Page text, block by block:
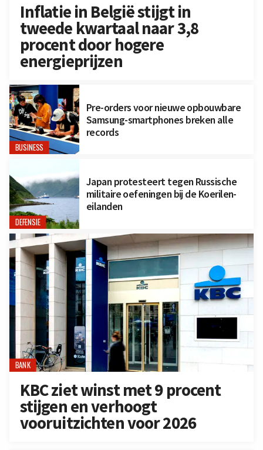
Inflatie in België stijgt in
tweede kwartaal naar 3,8
procent door hogere
energieprijzen
BUSINESS
Pre-orders voor nieuwe opbouwbare
Samsung-smartphones breken alle
records
DEFENSIE
Japan protesteert tegen Russische
militaire oefeningen bij de Koerilen-
eilanden
BANK
KBC ziet winst met 9 procent
stijgen en verhoogt
vooruitzichten voor 2026